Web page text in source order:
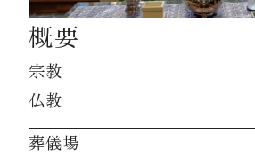
お知らせ
資料請求
お見積もり
概要
宗教
仏教
葬儀場